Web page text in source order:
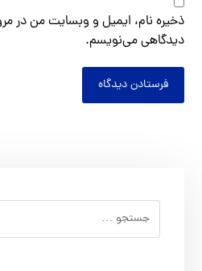
ذخیره نام، ایمیل و وبسایت من در
دیدگاهی می‌نویسم.
فرستادن دیدگاه